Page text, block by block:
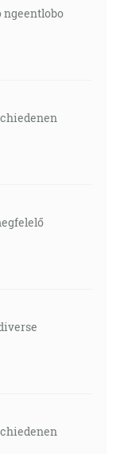
ngeentlobo